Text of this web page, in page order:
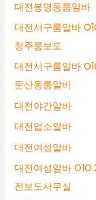
대전봉명동룸알바
대전서구룸알바
청주룸보도
대전서구룸알바
둔산동룸알바
대전야간알바
대전업소알바
대전여성알바
대전여성알바
전보도사무실